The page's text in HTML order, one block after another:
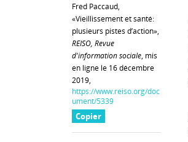
Fred Paccaud,
«Vieillissement et santé:
plusieurs pistes d’action»,
REISO, Revue
d'information sociale, mis
en ligne le 16 décembre
2019,
https://www.reiso.org/doc
ument/5339
Copier